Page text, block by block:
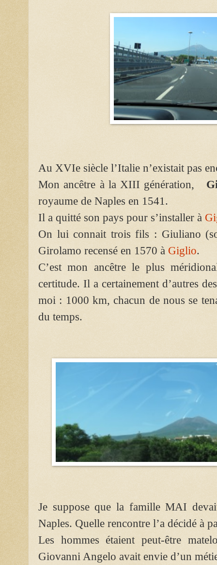
Au XVIe siècle l’Italie n’existait pas
Mon ancêtre à la XIII génération,
royaume de Naples en 1541.
Il a quitté son pays pour s’installer à
On lui connait trois fils : Giuliano
Girolamo recensé en 1570 à Giglio.
C’est mon ancêtre le plus
certitude. Il a certainement d’autres
moi : 1000 km, chacun de nous se
du temps.
Je suppose que la famille MAI
Naples. Quelle rencontre l’a décidé à
Les hommes étaient peut-être
Giovanni Angelo avait envie d’un